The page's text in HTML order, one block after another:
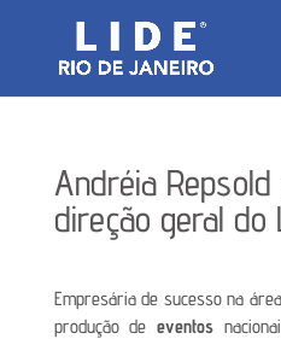
Andréia
direção geral do
Empresária de sucesso na
produção de eventos